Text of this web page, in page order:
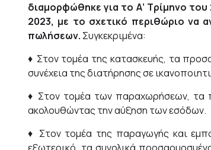
διαμορφώθηκε για το Α’ Τρίμηνο
2023, με το σχετικό περιθώριο να
πωλήσεων. Συγκεκριμένα:
♦ Στον τομέα της κατασκευής, τα
συνέχεια της διατήρησης σε
♦ Στον τομέα των παραχωρήσεων, τα
ακολουθώντας την αύξηση των εσόδων.
♦ Στον τομέα της παραγωγής και